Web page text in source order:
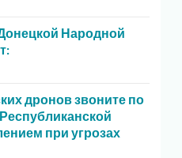
Народной
дронов звоните по
при угрозах